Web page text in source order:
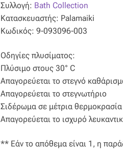
Συλλογή: Bath Collection
Κατασκευαστής: Palamaiki
Κωδικός: 9-093096-003
Οδηγίες πλυσίματος:
Πλύσιμο στους 30° C
Απαγορεύεται το στεγνό
Απαγορεύεται το στεγνωτήριο
Σιδέρωμα σε μέτρια θερμοκρασία
Απαγορεύεται το ισχυρό
** Εάν το απόθεμα είναι 1, η